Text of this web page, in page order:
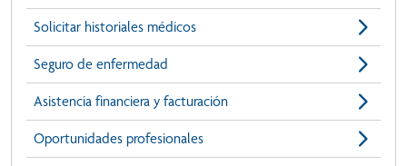
Solicitar historiales médicos
Seguro de enfermedad
Asistencia financiera y facturación
Oportunidades profesionales